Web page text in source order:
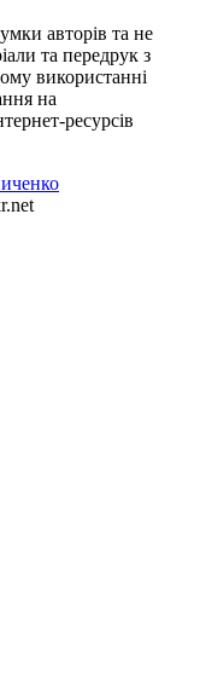
авторів та не
та передрук з
використанні
на
ресурсів